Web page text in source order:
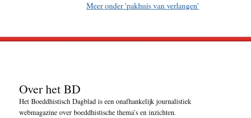
Meer onder 'pakhuis van verlangen'
Over het BD
Het Boeddhistisch Dagblad is een onafhankelijk journalistiek
webmagazine over boeddhistische thema’s en inzichten.